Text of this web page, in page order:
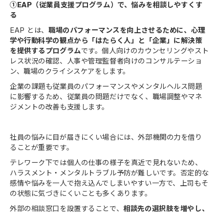
①EAP（従業員支援プログラム）で、悩みを相談しやすくす
る
EAP とは、職場のパフォーマンスを向上させるために、心理
学や行動科学の観点から「はたらく人」と「企業」に解決策
を提供するプログラムです。個人向けのカウンセリングやスト
レス状況の確認、人事や管理監督者向けのコンサルテーショ
ン、職場のクライシスケアをします。
企業の課題も従業員のパフォーマンスやメンタルヘルス問題
に影響するため、従業員の問題だけでなく、職場調整やマネ
ジメントの改善も支援します。
社員の悩みに目が届きにくい場合には、外部機関の力を借り
ることが重要です。
テレワーク下では個人の仕事の様子を真近で見れないため、
ハラスメント・メンタルトラブル予防が難しいです。否定的な
感情や悩みを一人で抱え込んでしまいやすい一方で、上司もそ
の状態に気づきにくいことも多くあります。
外部の相談窓口を設置することで、相談先の選択肢を増やし、